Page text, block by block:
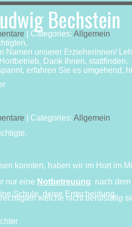
Bechstein
Schule, deine Entscheidung
| Categories: Allgemein
Namen unserer Erzieherinnen/
Dank Ihnen, stattfinden.
erfahren Sie es umgehend,
| Categories: Allgemein
konnten, haben wir im Hort im
nur eine Notbetreuung nach
welche nicht berufstätig